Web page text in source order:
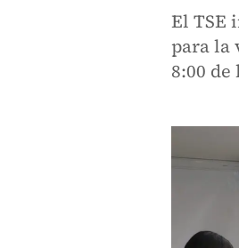
El TSE
para la
8:00